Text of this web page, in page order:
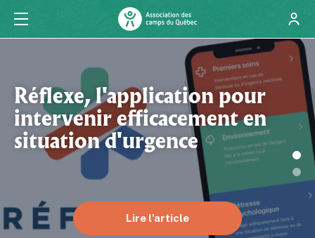
Réflexe, l'application pour
intervenir efficacement en
situation d'urgence
Lire l'article